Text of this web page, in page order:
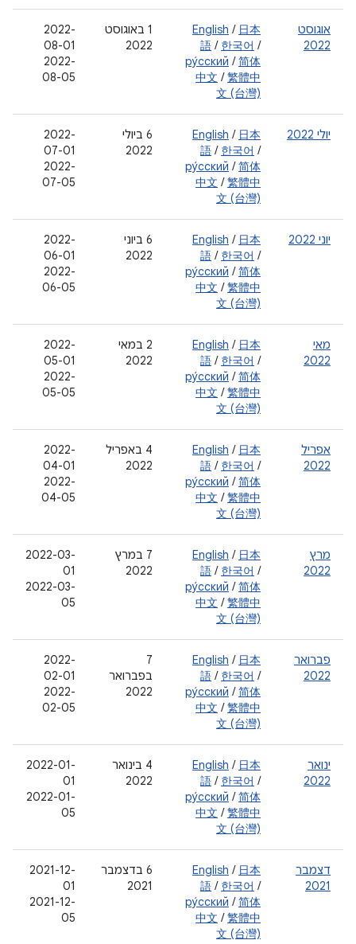
אוגוסט
2022
English / 日本
語 / 한국어 /
ру́сский /简体
中文 /繁體中
文 (台灣)
‫1 באוגוסט
2022
‫2022-
08-01
2022-
08-05
יולי 2022 English / 日本
語 / 한국어 /
ру́сский /简体
中文 /繁體中
文 (台灣)
‫6 ביולי
2022
‫2022-
07-01
‫2022-
07-05
יוני 2022 English / 日本
語 / 한국어 /
ру́сский /简体
中文 /繁體中
文 (台灣)
‫6 ביוני
2022
‫2022-
06-01
‫2022-
06-05
מאי
2022
English / 日本
語 / 한국어 /
ру́сский /简体
中文 /繁體中
文 (台灣)
‫2 במאי
2022
‫2022-
05-01
‫2022-
05-05
אפריל
2022
English / 日本
語 / 한국어 /
ру́сский /简体
中文 /繁體中
文 (台灣)
4 באפריל
2022
2022-
04-01
2022-
04-05
מרץ
2022
English / 日本
語 / 한국어 /
ру́сский /简体
中文 /繁體中
文 (台灣)
‫7 במרץ
2022
2022-03-
01
2022-03-
05
פברואר
2022
English / 日本
語 / 한국어 /
ру́сский /简体
中文 /繁體中
文 (台灣)
‫7
בפברואר
2022
‫2022-
02-01
2022-
02-05
ינואר
2022
English / 日本
語 / 한국어 /
ру́сский /简体
中文 /繁體中
文 (台灣)
‫4 בינואר
2022
2022-01-
01
2022-01-
05
דצמבר
2021
English / 日本
語 / 한국어 /
ру́сский /简体
中文 /繁體中
文 (台灣)
‫6 בדצמבר
2021
2021-12-
01
2021-12-
05